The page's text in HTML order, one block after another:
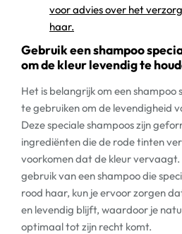
voor advies over het
haar.
Gebruik een shampoo
om de kleur levendig te
Het is belangrijk om een
te gebruiken om de levendigheid
Deze speciale shampoos zijn
ingrediënten die de rode tinten
voorkomen dat de kleur
gebruik van een shampoo die
rood haar, kun je ervoor zorgen
en levendig blijft, waardoor je
optimaal tot zijn recht komt.